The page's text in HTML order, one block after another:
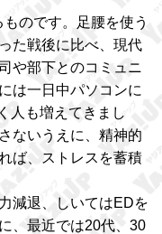
のです。足腰を使う
た戦後に比べ、現代
や部下とのコミュニ
は一日中パソコンに
人も増えてきまし
ないうえに、精神的
ば、ストレスを蓄積
減退、しいてはEDを
、最近では20代、30